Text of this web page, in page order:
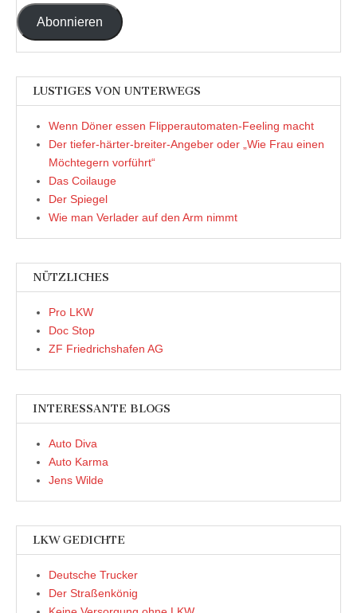
Adresse
Abonnieren
LUSTIGES VON UNTERWEGS
Wenn Döner essen Flipperautomaten-Feeling macht
Der tiefer-härter-breiter-Angeber oder „Wie Frau einen
Möchtegern vorführt“
Das Coilauge
Der Spiegel
Wie man Verlader auf den Arm nimmt
NÜTZLICHES
Pro LKW
Doc Stop
ZF Friedrichshafen AG
INTERESSANTE BLOGS
Auto Diva
Auto Karma
Jens Wilde
LKW GEDICHTE
Deutsche Trucker
Der Straßenkönig